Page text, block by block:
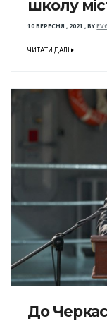
школу
10 ВЕРЕСНЯ , 2021 ,BY
ЧИТАТИ ДАЛІ
До